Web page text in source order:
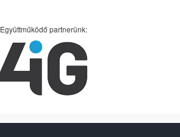
Együttműködő partnerünk: